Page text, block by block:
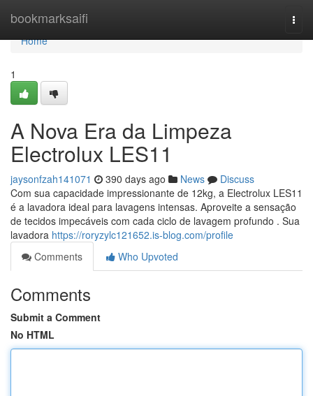
bookmarksaifi
Home
Home
1
A Nova Era da Limpeza
Electrolux LES11
jaysonfzah141071 390 days ago News
Discuss
Com sua capacidade impressionante de 12kg, a Electrolux LES11
é a lavadora ideal para lavagens intensas. Aproveite a sensação
de tecidos impecáveis com cada ciclo de lavagem profundo . Sua
lavadora https://roryzylc121652.is-blog.com/profile
Comments
Who Upvoted
Comments
Submit a Comment
No HTML